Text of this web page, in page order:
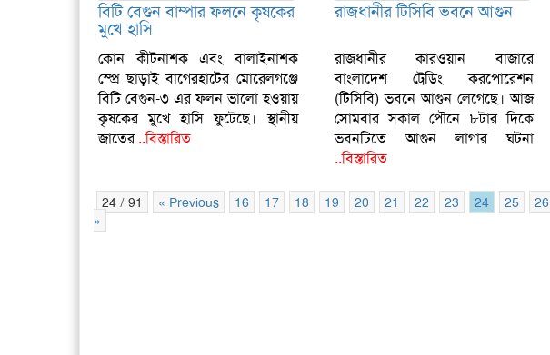
বিটি বেগুন বাম্পার ফলনে কৃষকের
মুখে হাসি
কোন কীটনাশক এবং বালাইনাশক
স্প্রে ছাড়াই বাগেরহাটের মোরেলগঞ্জে
বিটি বেগুন-৩ এর ফলন ভালো হওয়ায়
কৃষকের মুখে হাসি ফুটেছে। স্থানীয়
জাতের..বিস্তারিত
রাজধানীর টিসিবি ভবনে আগুন
রাজধানীর কারওয়ান বাজারে
বাংলাদেশ ট্রেডিং করপোরেশন
(টিসিবি) ভবনে আগুন লেগেছে। আজ
সোমবার সকাল পৌনে ৮টার দিকে
ভবনটিতে আগুন লাগার ঘটনা
..বিস্তারিত
24 / 91 « Previous 16 17 18 19 20 21 22 23 24 25 26
»